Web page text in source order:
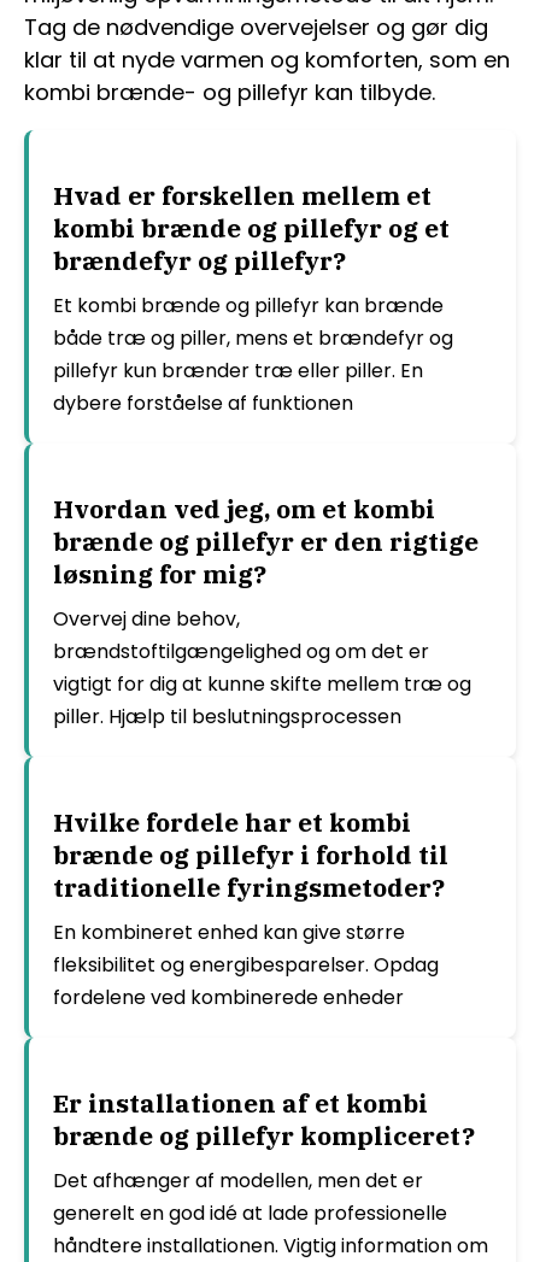
Tag de nødvendige overvejelser og gør dig
klar til at nyde varmen og komforten, som en
kombi brænde- og pillefyr kan tilbyde.
Hvad er forskellen mellem et
kombi brænde og pillefyr og et
brændefyr og pillefyr?
Et kombi brænde og pillefyr kan brænde
både træ og piller, mens et brændefyr og
pillefyr kun brænder træ eller piller. En
dybere forståelse af funktionen
Hvordan ved jeg, om et kombi
brænde og pillefyr er den rigtige
løsning for mig?
Overvej dine behov,
brændstoftilgængelighed og om det er
vigtigt for dig at kunne skifte mellem træ og
piller. Hjælp til beslutningsprocessen
Hvilke fordele har et kombi
brænde og pillefyr i forhold til
traditionelle fyringsmetoder?
En kombineret enhed kan give større
fleksibilitet og energibesparelser. Opdag
fordelene ved kombinerede enheder
Er installationen af et kombi
brænde og pillefyr kompliceret?
Det afhænger af modellen, men det er
generelt en god idé at lade professionelle
håndtere installationen. Vigtig information om